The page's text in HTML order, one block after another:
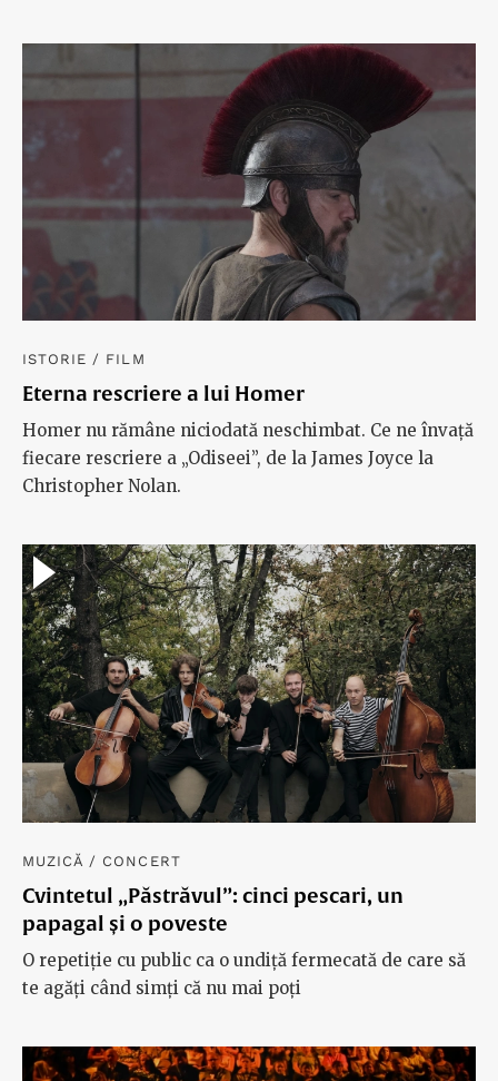
sculptează afecte recognoscibile – răzbunare,
înstrăinare, legături de familie tensionate la maxim –
ISTORIE/FILM
Homer nu rămâne niciodată neschimbat. Ce ne învață
fiecare rescriere a „Odiseei”, de la James Joyce la
Christopher Nolan.
MUZICĂ/CONCERT
papagal și o poveste